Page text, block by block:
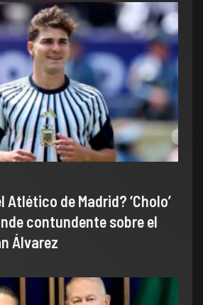
Atlético de Madrid? ‘Cholo’
contundente sobre el
Álvarez